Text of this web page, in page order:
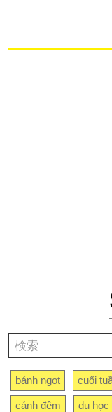
bánh ngọt cuối
cảnh đêm du học